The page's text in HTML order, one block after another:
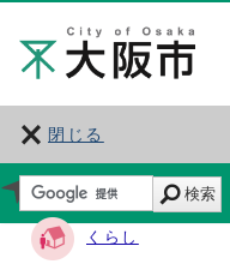
閉じる
サイト・ナビ
くらし
検索